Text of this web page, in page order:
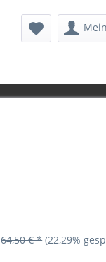
64,50 € * (22,29%